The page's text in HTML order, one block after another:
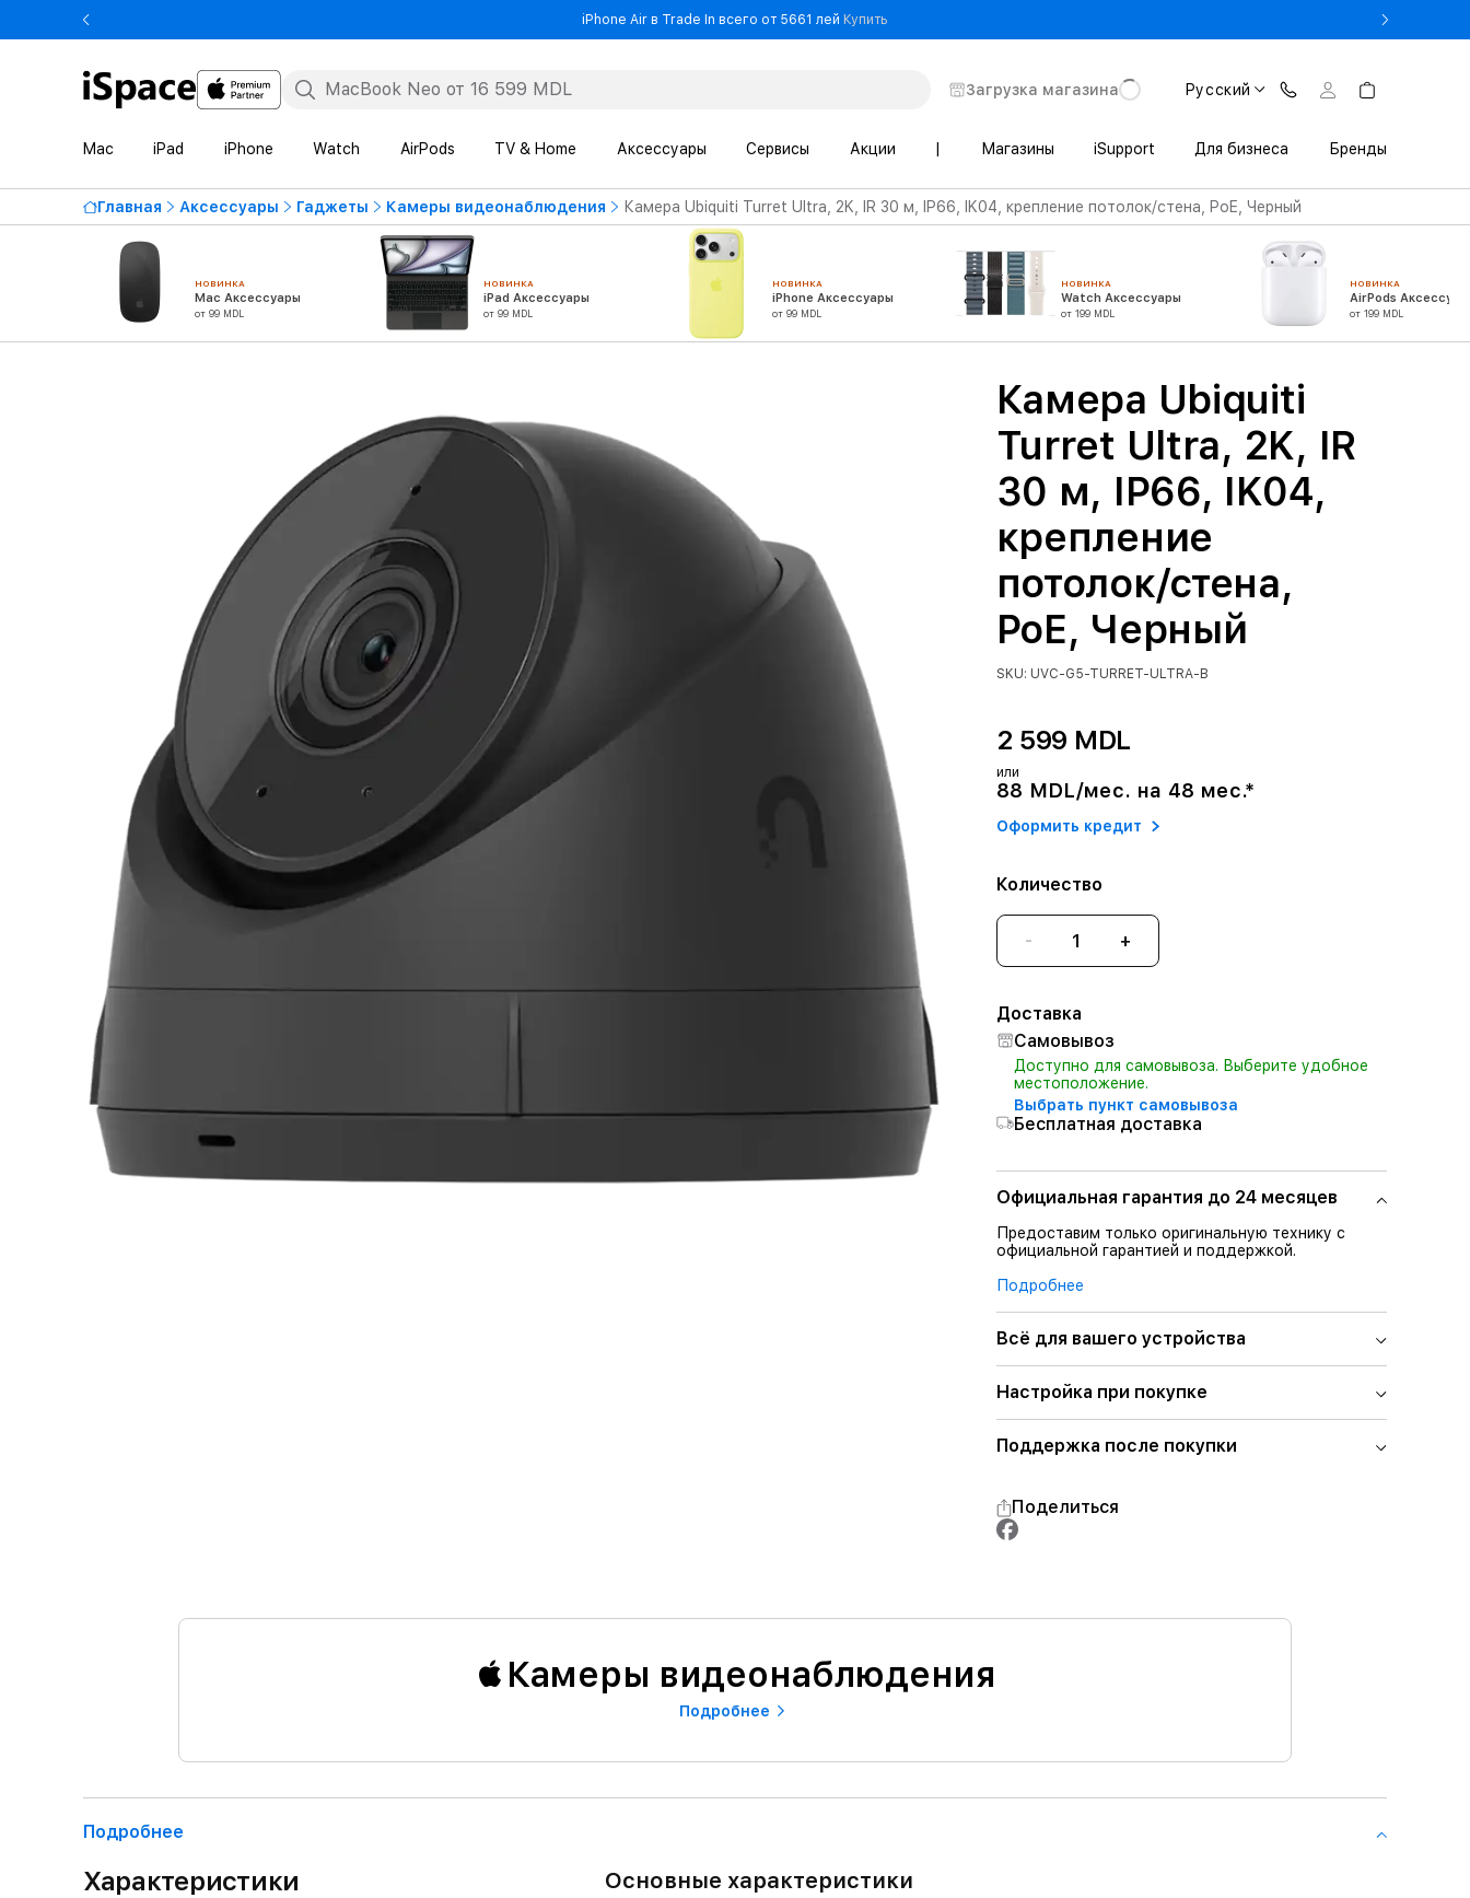
iPhone Air в Trade In всего от 5661 лей Купить
Загрузка магазина Русский
Mac iPad iPhone Watch AirPods TV & Home Аксессуары Сервисы Акции Магазины iSupport Для бизнеса Бренды
Главная Аксессуары Гаджеты Камеры видеонаблюдения Камера Ubiquiti Turret Ultra, 2K, IR 30 м, IP66, IK04, крепление потолок/стена, PoE, Черный
НОВИНКА
Mac Аксессуары
от 99 MDL
НОВИНКА
iPad Аксессуары
от 99 MDL
НОВИНКА
iPhone Аксессуары
от 99 MDL
НОВИНКА
Watch Аксессуары
от 199 MDL
НОВИНКА
AirPods
от 199 MDL
Камера Ubiquiti
Turret Ultra, 2K, IR
30 м, IP66, IK04,
крепление
потолок/стена,
PoE, Черный
SKU: UVC-G5-TURRET-ULTRA-B
2 599 MDL
или
88 MDL/мес. на 48 мес.*
Оформить кредит
Количество
- +
Доставка
Самовывоз
Доступно для самовывоза. Выберите удобное
местоположение.
Выбрать пункт самовывоза
Бесплатная доставка
Официальная гарантия до 24 месяцев
Предоставим только оригинальную технику с
официальной гарантией и поддержкой.
Подробнее
Всё для вашего устройства
Настройка при покупке
Поддержка после покупки
Поделиться
Камеры видеонаблюдения
Подробнее
Подробнее
Характеристики Основные характеристики